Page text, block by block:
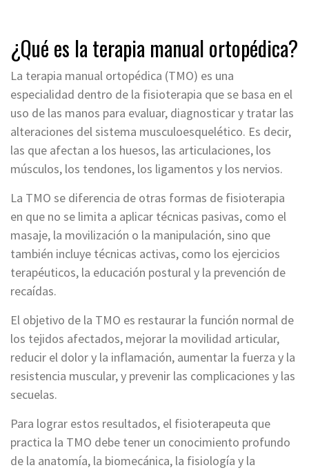
¿Qué es la terapia manual ortopédica?
La terapia manual ortopédica (TMO) es una
especialidad dentro de la fisioterapia que se basa en el
uso de las manos para evaluar, diagnosticar y tratar las
alteraciones del sistema musculoesquelético. Es decir,
las que afectan a los huesos, las articulaciones, los
músculos, los tendones, los ligamentos y los nervios.
La TMO se diferencia de otras formas de fisioterapia
en que no se limita a aplicar técnicas pasivas, como el
masaje, la movilización o la manipulación, sino que
también incluye técnicas activas, como los ejercicios
terapéuticos, la educación postural y la prevención de
recaídas.
El objetivo de la TMO es restaurar la función normal de
los tejidos afectados, mejorar la movilidad articular,
reducir el dolor y la inflamación, aumentar la fuerza y la
resistencia muscular, y prevenir las complicaciones y las
secuelas.
Para lograr estos resultados, el fisioterapeuta que
practica la TMO debe tener un conocimiento profundo
de la anatomía, la biomecánica, la fisiología y la